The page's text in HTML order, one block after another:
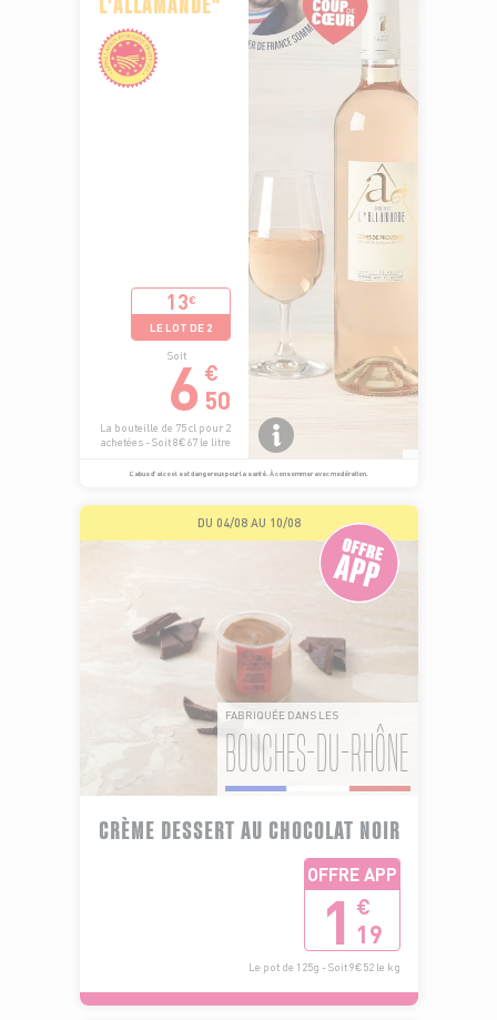
13€
LE LOT DE 2
Soit
6 €
50
La bouteille de 75 cl pour 2
achetées - Soit 8€67 le litre
L’abus d’alcool est dangereux pour la santé. À consommer avec modération.
DU 04/08 AU 10/08
FABRIQUÉE DANS LES
BOUCHES-DU-RHÔNE
CRÈME DESSERT AU CHOCOLAT NOIR
OFFRE APP
1 €
19
Le pot de 125g - Soit 9€52 le kg